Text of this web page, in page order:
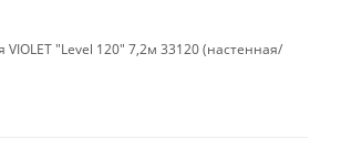
"Level 120" 7,2м 33120 (настенная/